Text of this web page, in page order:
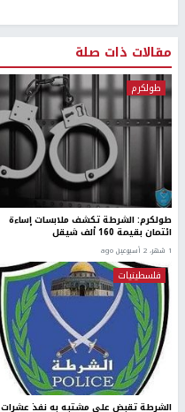
مقالات ذات صلة
طولكرم
طولكرم: الشرطة تكشف ملابسات إساءة
ائتمان بقيمة 160 ألف شيقل
1 شهر، 2 أسبوعين ago
فلسطينيات
الشرطة تقبض على مشتبه به نفذ عشرات